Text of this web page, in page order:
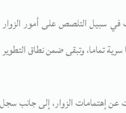
في سبيل التلصص على أمور
تماما، وتبقى ضمن نطاق
عن إهتمامات الزوار، إلى جانب